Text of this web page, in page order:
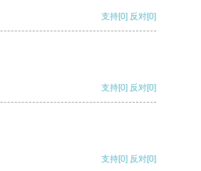
支持[0] 反对[0]
支持[0] 反对[0]
支持[0] 反对[0]